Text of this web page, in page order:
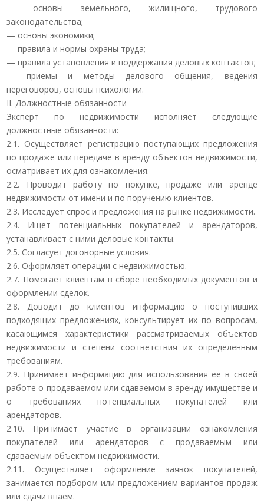
— основы земельного, жилищного, трудового
законодательства;
— основы экономики;
— правила и нормы охраны труда;
— правила установления и поддержания деловых контактов;
— приемы и методы делового общения, ведения
переговоров, основы психологии.
II. Должностные обязанности
Эксперт по недвижимости исполняет следующие
должностные обязанности:
2.1. Осуществляет регистрацию поступающих предложения
по продаже или передаче в аренду объектов недвижимости,
осматривает их для ознакомления.
2.2. Проводит работу по покупке, продаже или аренде
недвижимости от имени и по поручению клиентов.
2.3. Исследует спрос и предложения на рынке недвижимости.
2.4. Ищет потенциальных покупателей и арендаторов,
устанавливает с ними деловые контакты.
2.5. Согласует договорные условия.
2.6. Оформляет операции с недвижимостью.
2.7. Помогает клиентам в сборе необходимых документов и
оформлении сделок.
2.8. Доводит до клиентов информацию о поступивших
подходящих предложениях, консультирует их по вопросам,
касающимся характеристики рассматриваемых объектов
недвижимости и степени соответствия их определенным
требованиям.
2.9. Принимает информацию для использования ее в своей
работе о продаваемом или сдаваемом в аренду имуществе и
о требованиях потенциальных покупателей или
арендаторов.
2.10. Принимает участие в организации ознакомления
покупателей или арендаторов с продаваемым или
сдаваемым объектом недвижимости.
2.11. Осуществляет оформление заявок покупателей,
занимается подбором или предложением вариантов продаж
или сдачи внаем.